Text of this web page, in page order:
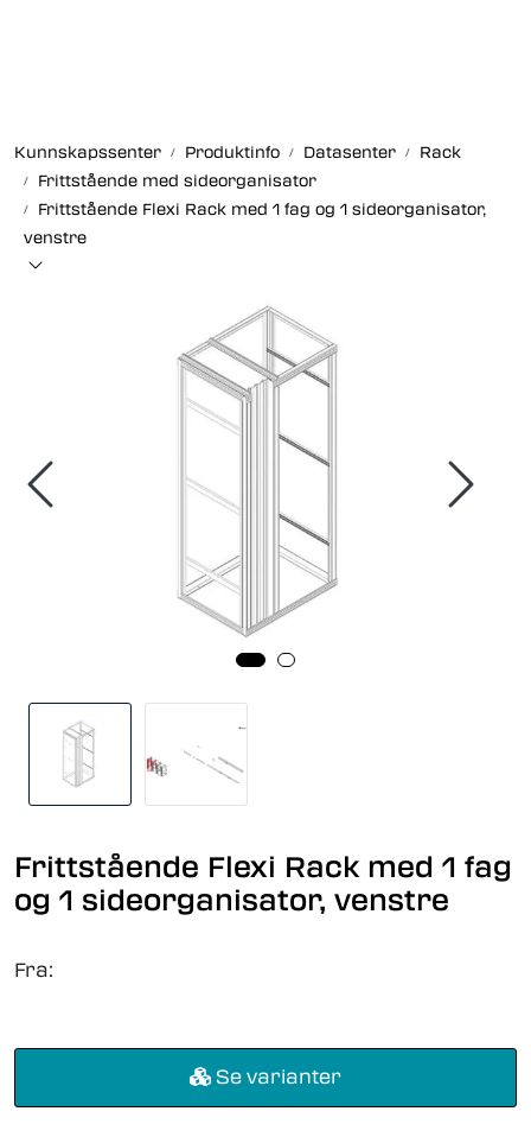
Kunnskapssenter Produktinfo Datasenter
Rack
Frittstående med sideorganisator
Frittstående Flexi Rack med 1 fag og 1 sideorganisator,
venstre
Frittstående Flexi Rack med 1 fag
og 1 sideorganisator, venstre
Fra:
Se varianter
Strukturert kabling
Industrielle produkter
Kunnskapssenter
Om oss